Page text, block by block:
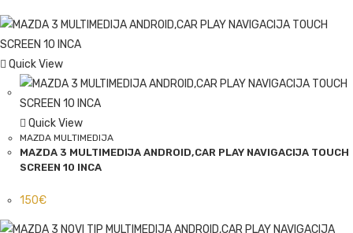
Quick View
Quick View
MAZDA MULTIMEDIJA
MAZDA 3 MULTIMEDIJA ANDROID,CAR PLAY NAVIGACIJA TOUCH
SCREEN 10 INCA
150€